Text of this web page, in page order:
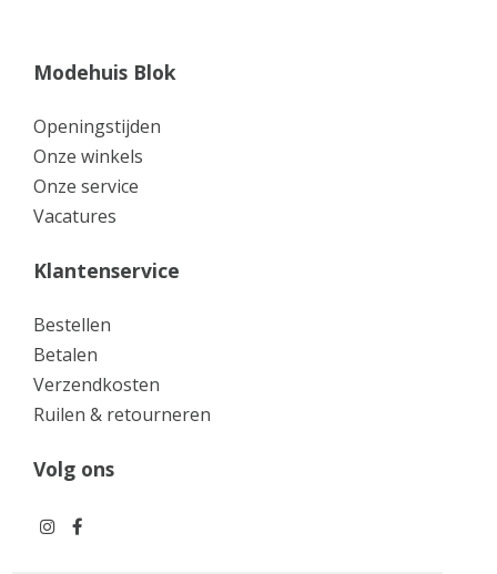
Modehuis Blok
Openingstijden
Onze winkels
Onze service
Vacatures
Klantenservice
Bestellen
Betalen
Verzendkosten
Ruilen & retourneren
Volg ons